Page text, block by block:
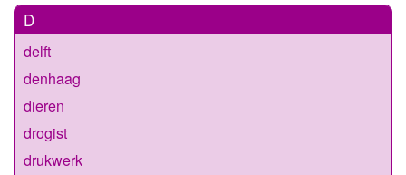
D
delft
denhaag
dieren
drogist
drukwerk